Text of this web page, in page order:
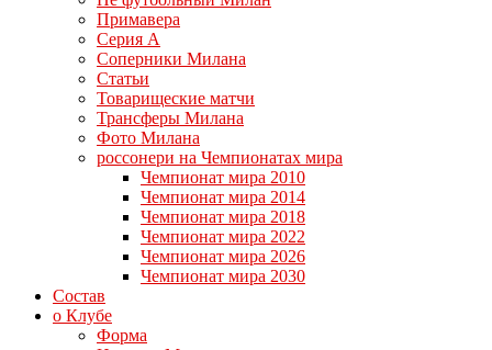
Примавера
Серия А
Соперники Милана
Статьи
Товарищеские матчи
Трансферы Милана
Фото Милана
россонери на Чемпионатах мира
Чемпионат мира 2010
Чемпионат мира 2014
Чемпионат мира 2018
Чемпионат мира 2022
Чемпионат мира 2026
Чемпионат мира 2030
Состав
о Клубе
Форма